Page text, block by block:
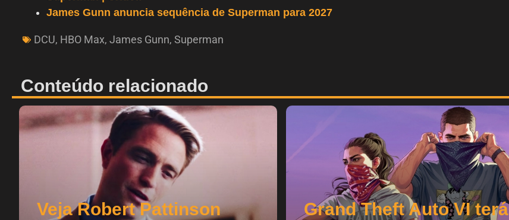
James Gunn anuncia sequência de Superman para 2027
DCU, HBO Max, James Gunn, Superman
Conteúdo relacionado
Veja Robert Pattinson
Grand Theft Auto VI terá